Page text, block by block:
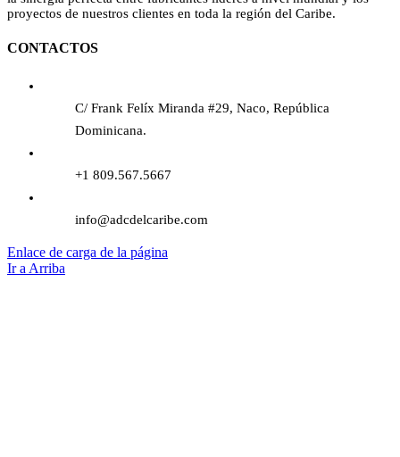
proyectos de nuestros clientes en toda la región del Caribe.
CONTACTOS
C/ Frank Felíx Miranda #29, Naco, República
Dominicana.
+1 809.567.5667
info@adcdelcaribe.com
Enlace de carga de la página
Ir a Arriba